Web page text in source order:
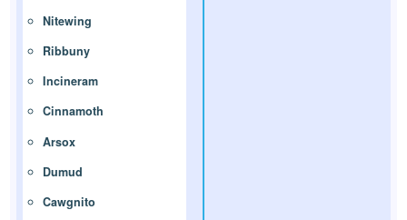
Nitewing
Ribbuny
Incineram
Cinnamoth
Arsox
Dumud
Cawgnito